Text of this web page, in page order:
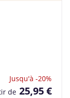
Jusqu'à -20%
de 25,95 €